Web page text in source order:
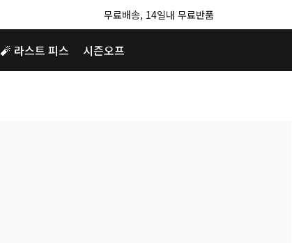
무료배송, 14일내 무료반품
🧨 라스트 피스 시즌오프